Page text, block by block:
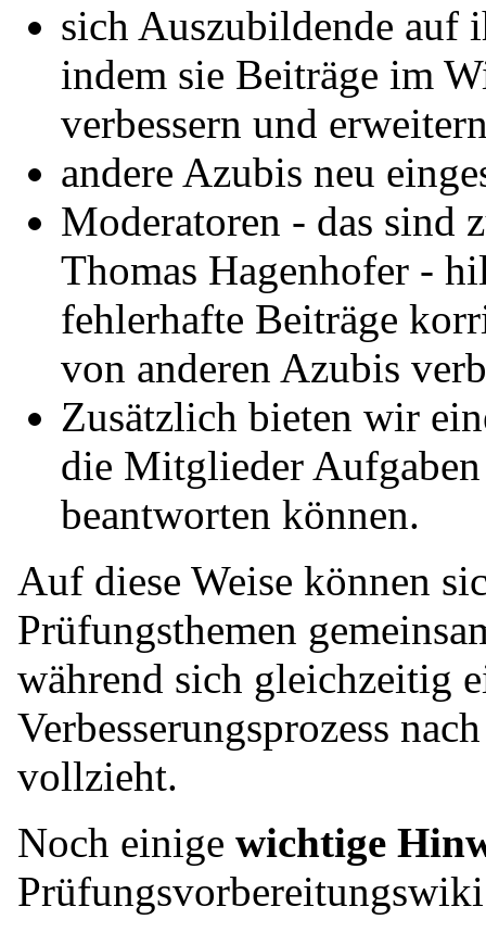
sich Auszubildende auf
indem sie Beiträge im
verbessern und
andere Azubis neu
Moderatoren - das sind
Thomas Hagenhofer -
fehlerhafte Beiträge
von anderen Azubis
Zusätzlich bieten wir
die Mitglieder
beantworten können.
Auf diese Weise können
Prüfungsthemen
während sich gleichzeitig
Verbesserungsprozess
vollzieht.
Noch einige wichtige